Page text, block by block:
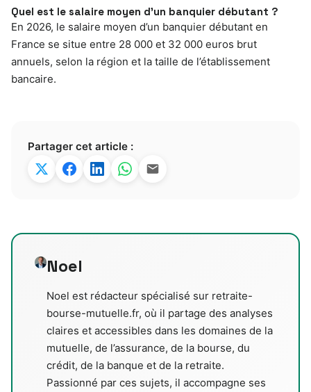
Quel est le salaire moyen d’un banquier débutant ?
En 2026, le salaire moyen d’un banquier débutant en
France se situe entre 28 000 et 32 000 euros brut
annuels, selon la région et la taille de l’établissement
bancaire.
Partager cet article :
Noel
Noel est rédacteur spécialisé sur retraite-
bourse-mutuelle.fr, où il partage des analyses
claires et accessibles dans les domaines de la
mutuelle, de l’assurance, de la bourse, du
crédit, de la banque et de la retraite.
Passionné par ces sujets, il accompagne ses